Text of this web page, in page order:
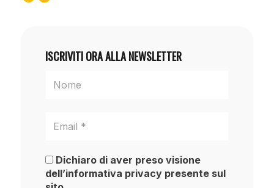
ISCRIVITI ORA ALLA NEWSLETTER
Dichiaro di aver preso visione
dell’informativa privacy presente sul